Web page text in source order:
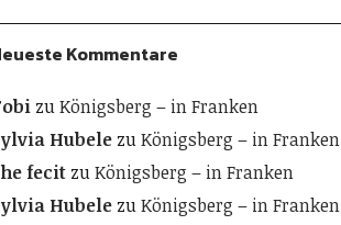
Kommentare
zuKönigsberg – in Franken
HubelezuKönigsberg – in Franken
fecitzuKönigsberg – in Franken
HubelezuKönigsberg – in Franken